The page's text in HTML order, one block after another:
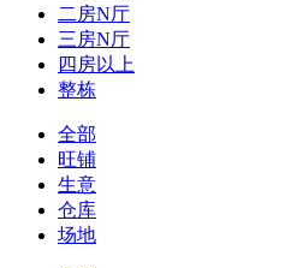
二房N厅
三房N厅
四房以上
整栋
全部
旺铺
生意
仓库
场地